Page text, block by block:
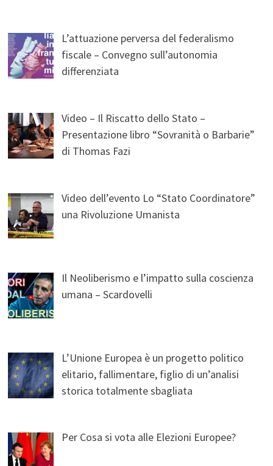
L’attuazione perversa del federalismo
fiscale – Convegno sull’autonomia
differenziata
Video – Il Riscatto dello Stato –
Presentazione libro “Sovranità o Barbarie”
di Thomas Fazi
Video dell’evento Lo “Stato Coordinatore”
una Rivoluzione Umanista
Il Neoliberismo e l’impatto sulla coscienza
umana – Scardovelli
L’Unione Europea è un progetto politico
elitario, fallimentare, figlio di un’analisi
storica totalmente sbagliata
Per Cosa si vota alle Elezioni Europee?